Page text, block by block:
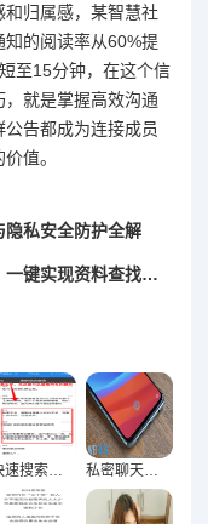
归属感，某智慧社
知的阅读率从60%提
至15分钟，在这个信
就是掌握高效沟通
告都成为连接成员
值。
隐私安全防护全解
下一篇：高效文件整理与存储终极指南，一键实现资料查找便捷化
快速搜索聊天记录，轻松定位重要信息的终极技巧指南 私密聊天终极防护，隐藏加密技巧构建信息安全屏障指南